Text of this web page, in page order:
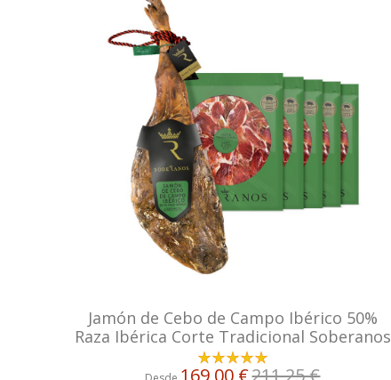
Jamón de Cebo de Campo Ibérico 50%
Raza Ibérica Corte Tradicional Soberanos
169,00 €211,25 €